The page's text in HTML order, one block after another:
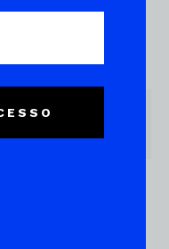
um alias, use: